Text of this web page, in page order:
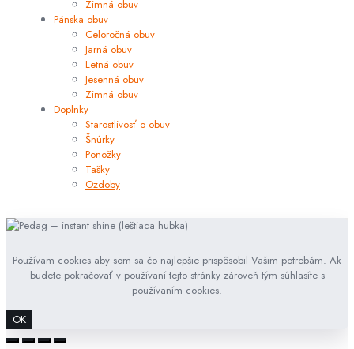
Zimná obuv
Pánska obuv
Celoročná obuv
Jarná obuv
Letná obuv
Jesenná obuv
Zimná obuv
Doplnky
Starostlivosť o obuv
Šnúrky
Ponožky
Tašky
Ozdoby
Používam cookies aby som sa čo najlepšie prispôsobil Vašim potrebám. Ak
budete pokračovať v používaní tejto stránky zároveň tým súhlasíte s
používaním cookies.
OK